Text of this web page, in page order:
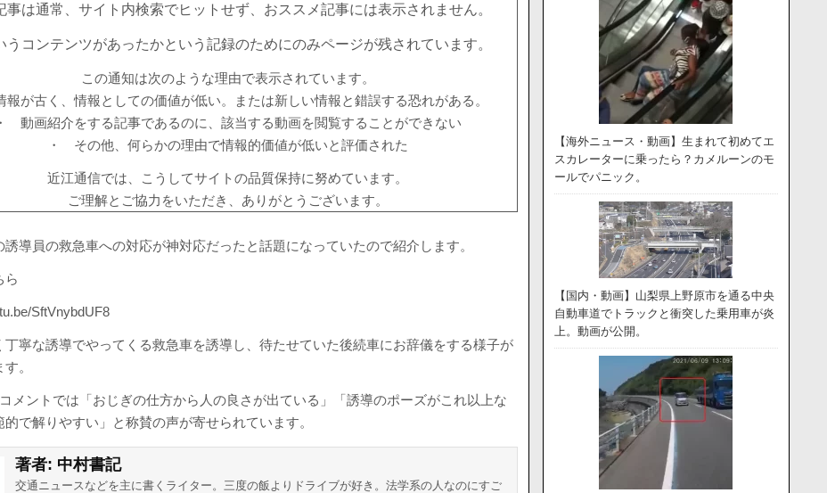
事は通常、サイト内検索でヒットせず、おススメ記事には表示されません。
うコンテンツがあったかという記録のためにのみページが残されています。
この通知は次のような理由で表示されています。
が古く、情報としての価値が低い。または新しい情報と錯誤する恐れがある。
・ 動画紹介をする記事であるのに、該当する動画を閲覧することができない
・ その他、何らかの理由で情報的価値が低いと評価された
近江通信では、こうしてサイトの品質保持に努めています。
ご理解とご協力をいただき、ありがとうございます。
誘導員の救急車への対応が神対応だったと話題になっていたので紹介します。
ら
SftVnybdUF8
丁寧な誘導でやってくる救急車を誘導し、待たせていた後続車にお辞儀をする様子が
。
メントでは「おじぎの仕方から人の良さが出ている」「誘導のポーズがこれ以上な
的で解りやすい」と称賛の声が寄せられています。
著者: 中村書記
交通ニュースなどを主に書くライター。三度の飯よりドライブが好き。法学系の人なのにすご
【海外ニュース・動画】生まれて初めてエ
スカレーターに乗ったら？カメルーンのモ
ールでパニック。
【国内・動画】山梨県上野原市を通る中央
自動車道でトラックと衝突した乗用車が炎
上。動画が公開。